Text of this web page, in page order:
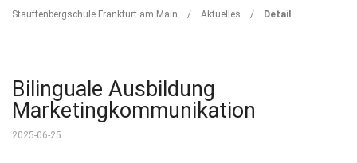
Stauffenbergschule Frankfurt am Main / Aktuelles / Detail
Bilinguale Ausbildung
Marketingkommunikation
2025-06-25